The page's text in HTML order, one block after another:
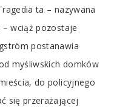
ta – nazywana
wciąż pozostaje
postanawia
myśliwskich domków
do policyjnego
się przerażającej